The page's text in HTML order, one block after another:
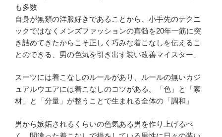
も多数
自身が無類の洋服好きであることから、小手先のテクニ
ックではなくメンズファッションの真髄を20年一筋に突
き詰めてきたからこそ正しく巧みな着こなしを伝えるこ
とのできる、男の色気を引き出す装い改善マイスター」
スーツには着こなしのルールがあり、ルールの無いカジ
ュアルウエアには着こなしのコツがある。「色」と「素
材」と「分量」が整うことで生まれる全体の「調和」
男から嫉妬されるくらいの色気ある男を作り上げるべ